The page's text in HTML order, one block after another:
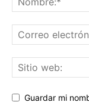
Guardar mi